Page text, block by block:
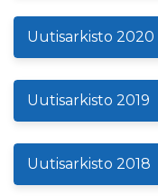
Uutisarkisto 2020
Uutisarkisto 2019
Uutisarkisto 2018